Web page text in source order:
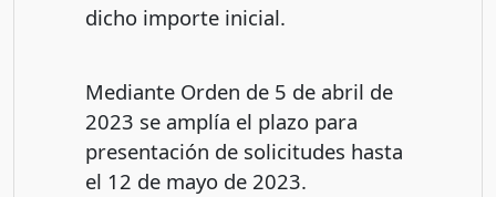
dicho importe inicial.
Mediante Orden de 5 de abril de
2023 se amplía el plazo para
presentación de solicitudes hasta
el 12 de mayo de 2023.